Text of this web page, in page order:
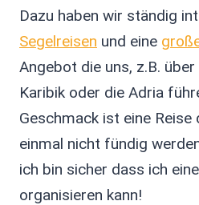
Dazu haben wir ständig
Segelreisen und eine
Angebot die uns, z.B.
Karibik oder die Adria
Geschmack ist eine Reise
einmal nicht fündig
ich bin sicher dass ich
organisieren kann!